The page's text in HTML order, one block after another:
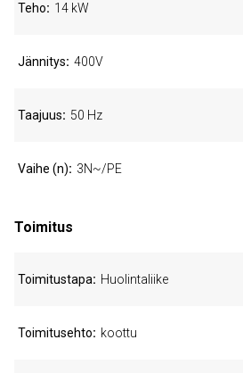
Teho 14 kW
Jännitys 400V
Taajuus 50 Hz
Vaihe (n) 3N~/PE
Toimitus
Toimitustapa Huolintaliike
Toimitusehto koottu